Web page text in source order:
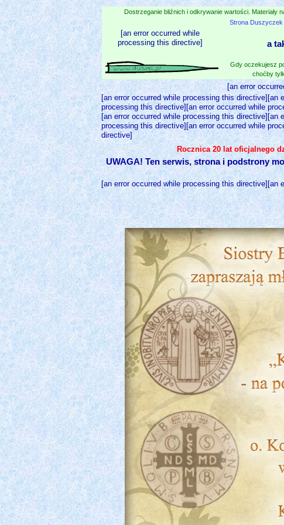
Dostrzeganie bliźnich i odkrywanie wartości. Materiały
[an error occurred while
processing this directive]
Strona Duszyczek
a
Gdy oczekujesz
choćby
[an error
[an error occurred while processing this
processing this directive][an error occurred while
[an error occurred while processing this
processing this directive][an error occurred while
directive]
Rocznica 20 lat oficjalnego
UWAGA! Ten serwis, strona i podstrony
[an error occurred while processing this